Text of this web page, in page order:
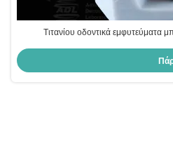
Τιτανίου οδοντικά εμφυτεύματα